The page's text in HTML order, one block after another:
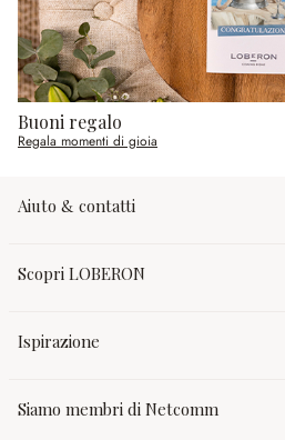
Buoni regalo
Regala momenti di gioia
Aiuto & contatti
Scopri LOBERON
Ispirazione
Siamo membri di Netcomm